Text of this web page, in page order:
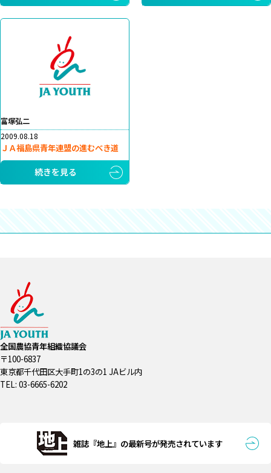
富塚弘二
2009.08.18
ＪＡ福島県青年連盟の進むべき道
続きを見る
全国農協青年組織協議会
〒100-6837
東京都千代田区大手町1の3の1 JAビル内
TEL: 03-6665-6202
雑誌『地上』の最新号が発売されています